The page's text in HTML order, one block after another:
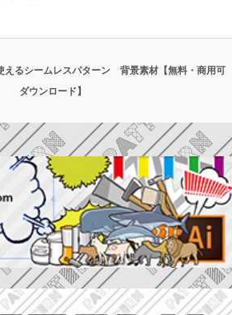
えるシームレスパターン 背景素材【無料・商用可
ダウンロード】